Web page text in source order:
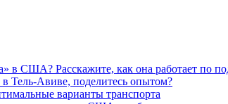
в США? Расскажите, как она работает по
Тель-Авиве, поделитесь опытом?
варианты транспорта